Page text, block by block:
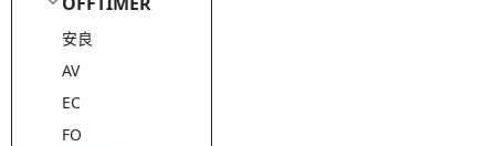
安良
AV
EC
FO